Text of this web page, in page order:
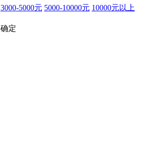
3000-5000元 5000-10000元 10000元以上
确定